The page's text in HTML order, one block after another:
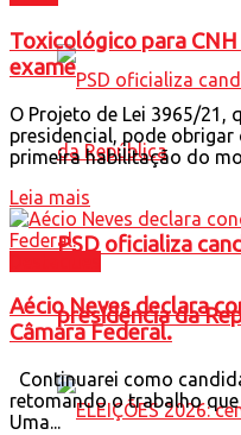
PSD oficializa
presidência da
Toxicológico para
exame
O Projeto de Lei 3965/21,
presidencial, pode
primeira habilitação do
Leia mais
Aécio Neves declara
Câmara Federal.
Continuarei como
retomando o trabalho
Uma...